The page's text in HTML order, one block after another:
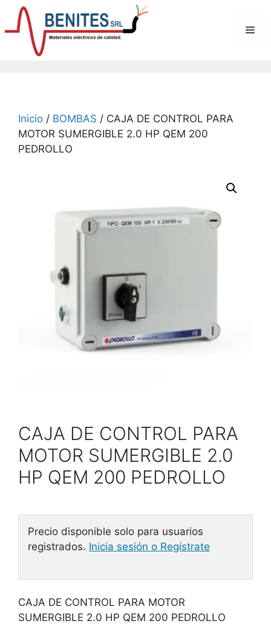
Saltar
contenido
Inicio / BOMBAS / CAJA DE CONTROL PARA
MOTOR SUMERGIBLE 2.0 HP QEM 200
PEDROLLO
CAJA DE CONTROL PARA
MOTOR SUMERGIBLE 2.0
HP QEM 200 PEDROLLO
Precio disponible solo para usuarios
registrados. Inicia sesión o Regístrate
CAJA DE CONTROL PARA MOTOR
SUMERGIBLE 2.0 HP QEM 200 PEDROLLO